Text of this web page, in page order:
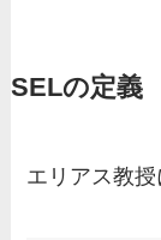
SELの定義
エリアス教授